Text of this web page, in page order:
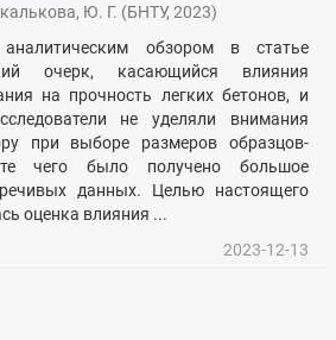
Ю. Г. (БНТУ,2023)
обзором в статье
очерк, касающийся влияния
на прочность легких бетонов, и
не уделяли внимания
при выборе размеров образцов-
чего было получено большое
данных. Целью настоящего
оценка влияния ...
2023-12-13